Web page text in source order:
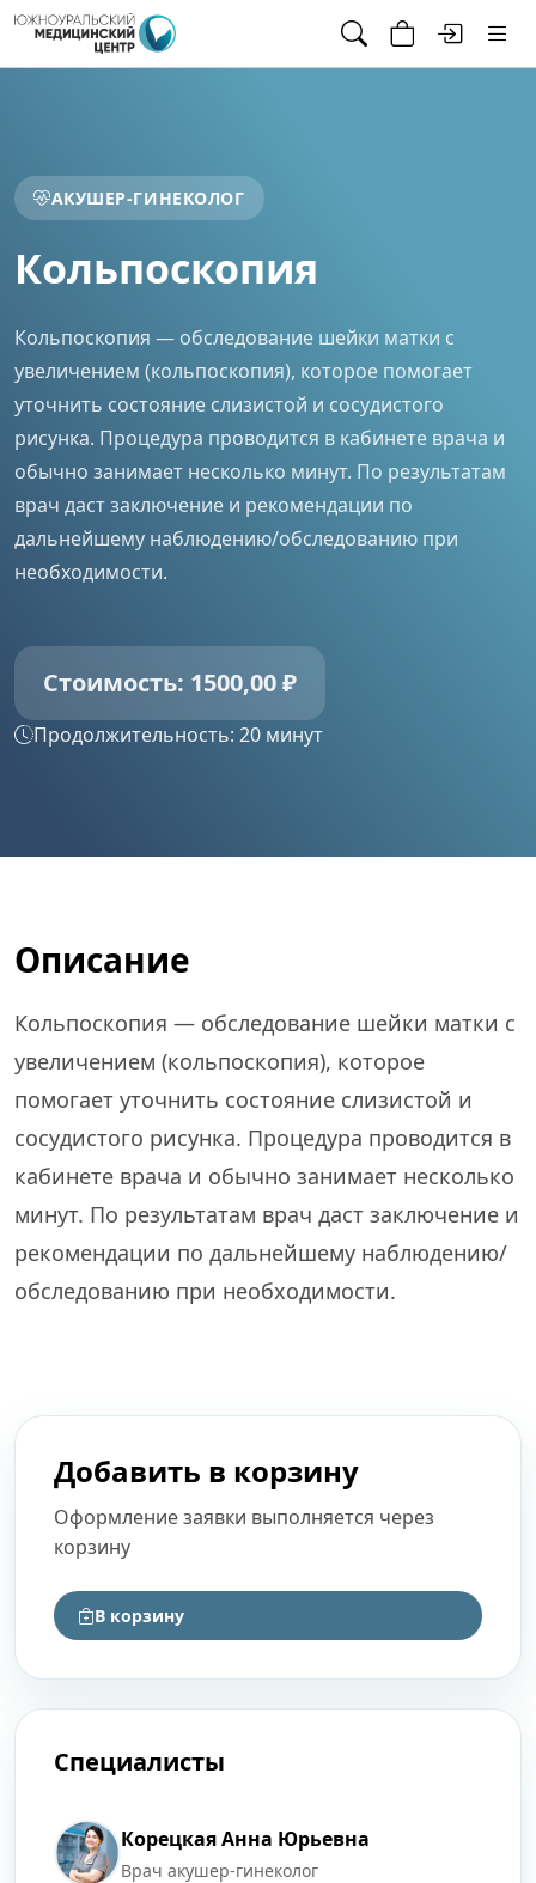
АКУШЕР-ГИНЕКОЛОГ
Кольпоскопия
Кольпоскопия — обследование шейки матки с
увеличением (кольпоскопия), которое помогает
уточнить состояние слизистой и сосудистого
рисунка. Процедура проводится в кабинете врача и
обычно занимает несколько минут. По результатам
врач даст заключение и рекомендации по
дальнейшему наблюдению/обследованию при
необходимости.
Стоимость: 1500,00 ₽
Продолжительность: 20 минут
Описание
Кольпоскопия — обследование шейки матки с
увеличением (кольпоскопия), которое
помогает уточнить состояние слизистой и
сосудистого рисунка. Процедура проводится в
кабинете врача и обычно занимает несколько
минут. По результатам врач даст заключение и
рекомендации по дальнейшему наблюдению/
обследованию при необходимости.
Добавить в корзину
Оформление заявки выполняется через
корзину
В корзину
Специалисты
Корецкая Анна Юрьевна
Врач акушер-гинеколог